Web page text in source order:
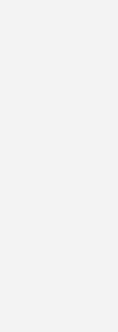
von Video-
sowie
Inhalte werden
und auf LinkedIn
„Mit dieser
als in der EU
Stärke ihrer
Valérie
den richtigen
durch EU-
wachsen, lokale